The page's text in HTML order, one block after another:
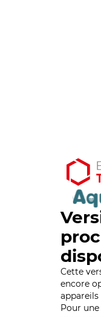
Cette
encore
Pour